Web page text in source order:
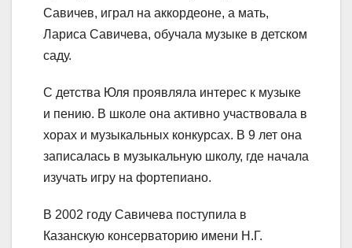
Савичев, играл на аккордеоне, а мать,
Лариса Савичева, обучала музыке в детском
саду.
С детства Юля проявляла интерес к музыке
и пению. В школе она активно участвовала в
хорах и музыкальных конкурсах. В 9 лет она
записалась в музыкальную школу, где начала
изучать игру на фортепиано.
В 2002 году Савичева поступила в
Казанскую консерваторию имени Н.Г.